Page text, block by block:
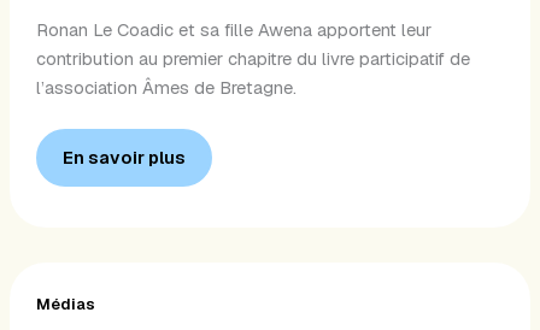
Ronan Le Coadic et sa fille Awena apportent leur
contribution au premier chapitre du livre participatif de
l’association Âmes de Bretagne.
En savoir plus
Médias
de